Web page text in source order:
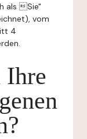
als Sie"
vom
4
Ihre